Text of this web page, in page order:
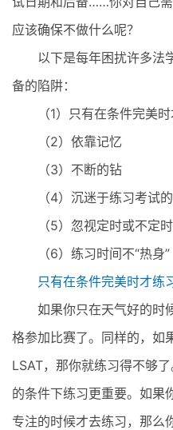
应该确保不做什么呢？
以下是每年困扰许多法
备的陷阱：
（1）只有在条件完美时
（2）依靠记忆
（3）不断的钻
（4）沉迷于练习考试
（5）忽视定时或不定时
（6）练习时间不“热身”
只有在条件完美时才练
如果你只在天气好的时
格参加比赛了。同样的，如
LSAT，那你就练习得不够
的条件下练习更重要。如果
专注的时候才去练习，那么